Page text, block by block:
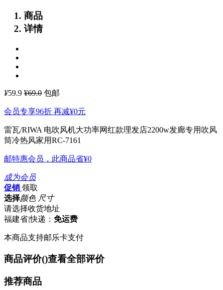
商品
详情
¥59.9 ¥69.0 包邮
会员专享96折 再减¥0元
雷瓦/RIWA 电吹风机大功率网红款理发店2200w发廊专用吹风
筒冷热风家用RC-7161
邮特惠会员，此商品省¥0
成为会员
促销 领取
选择颜色 尺寸
请选择收货地址
福建省|快递： 免运费
本商品支持邮乐卡支付
商品评价()查看全部评价
推荐商品